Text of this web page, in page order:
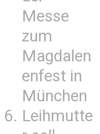
Messe
zum
Magdalen
enfest in
München
Leihmutte